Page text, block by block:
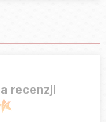
recenzji